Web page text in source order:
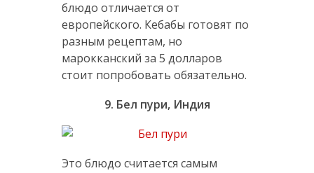
блюдо отличается от
европейского. Кебабы готовят по
разным рецептам, но
марокканский за 5 долларов
стоит попробовать обязательно.
9. Бел пури, Индия
Это блюдо считается самым